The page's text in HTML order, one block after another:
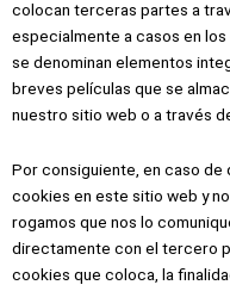
colocan terceras partes a
especialmente a casos en
se denominan elementos
breves películas que se
nuestro sitio web o a través
Por consiguiente, en caso
cookies en este sitio web y
rogamos que nos lo
directamente con el tercero
cookies que coloca, la